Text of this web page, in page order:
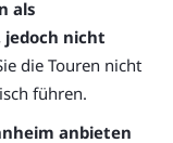
als
nicht
die Touren nicht
führen.
anbieten